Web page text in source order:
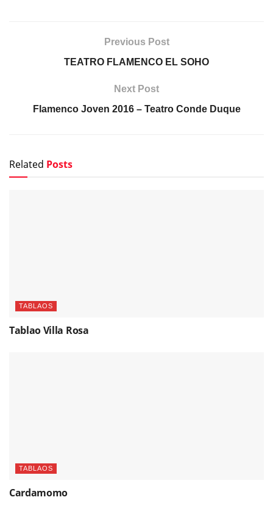
Previous Post
TEATRO FLAMENCO EL SOHO
Next Post
Flamenco Joven 2016 – Teatro Conde Duque
Related Posts
TABLAOS
Tablao Villa Rosa
TABLAOS
Cardamomo